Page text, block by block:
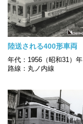
陸送される400形車両
年代：1956（昭和31）年
路線：丸ノ内線